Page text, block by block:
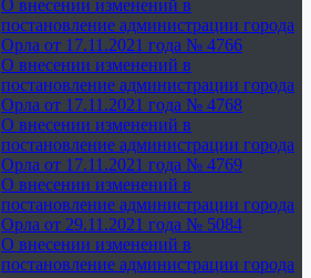
О внесении изменений в
постановление администрации города
Орла от 17.11.2021 года № 4766
О внесении изменений в
постановление администрации города
Орла от 17.11.2021 года № 4768
О внесении изменений в
постановление администрации города
Орла от 17.11.2021 года № 4769
О внесении изменений в
постановление администрации города
Орла от 29.11.2021 года № 5084
О внесении изменений в
постановление администрации города